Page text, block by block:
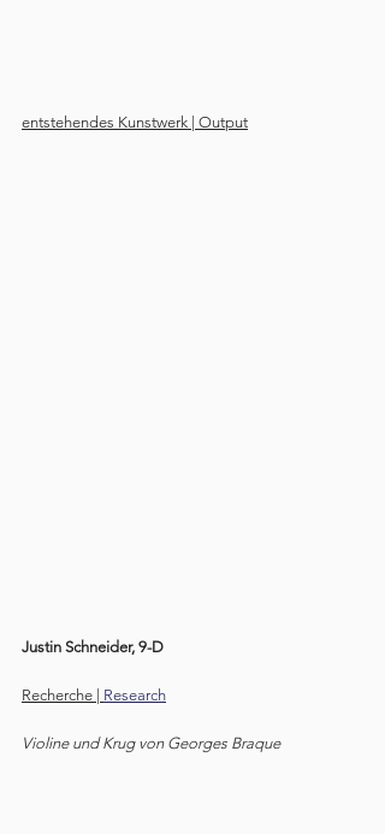
entstehendes Kunstwerk | Output
Justin Schneider, 9-D
Recherche | Research
Violine und Krug von Georges Braque